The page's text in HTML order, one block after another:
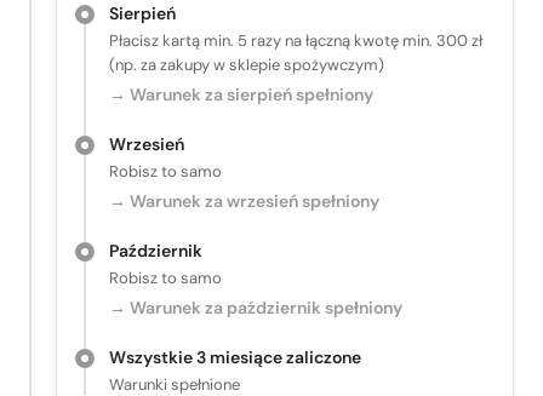
Sierpień
Płacisz kartą min. 5 razy na łączną kwotę min. 300 zł
(np. za zakupy w sklepie spożywczym)
→ Warunek za sierpień spełniony
Wrzesień
Robisz to samo
→ Warunek za wrzesień spełniony
Październik
Robisz to samo
→ Warunek za październik spełniony
Wszystkie 3 miesiące zaliczone
Warunki spełnione